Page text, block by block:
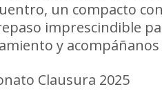
un compacto
imprescindible
y
Clausura 2025